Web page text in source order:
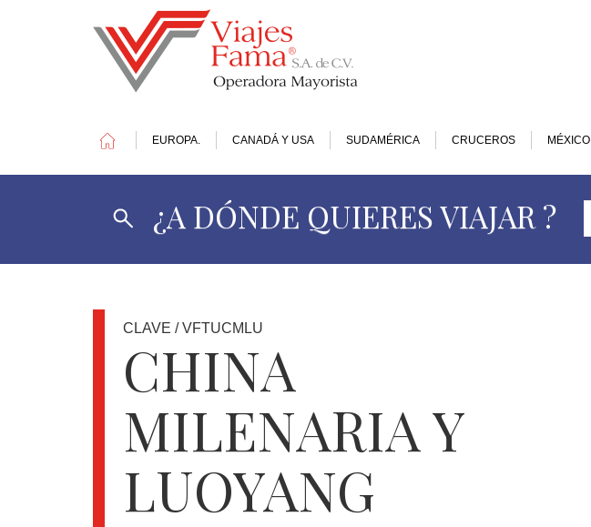
EUROPA. CANADÁ Y USA SUDAMÉRICA CRUCEROS MÉXICO
¿A DÓNDE QUIERES VIAJAR ?
=
CLAVE / VFTUCMLU
CHINA
MILENARIA Y
LUOYANG